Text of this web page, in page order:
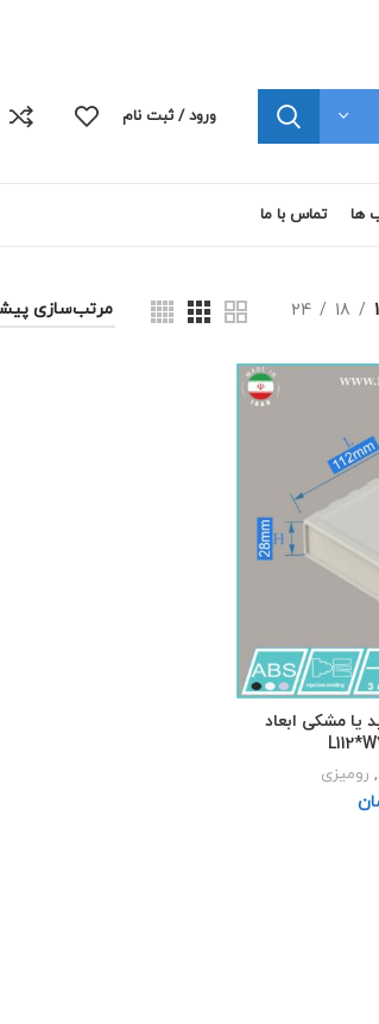
ورود / ثبت نام
ها تماس با ما
18
24
2005 سفید یا مشکی ابعاد
, رومیزی